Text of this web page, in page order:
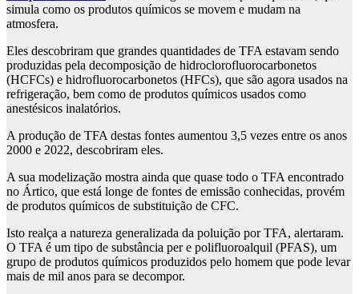
simula como os produtos químicos se movem e mudam na
atmosfera.
Eles descobriram que grandes quantidades de TFA estavam sendo
produzidas pela decomposição de hidroclorofluorocarbonetos
(HCFCs) e hidrofluorocarbonetos (HFCs), que são agora usados ​​na
refrigeração, bem como de produtos químicos usados ​​como
anestésicos inalatórios.
A produção de TFA destas fontes aumentou 3,5 vezes entre os anos
2000 e 2022, descobriram eles.
A sua modelização mostra ainda que quase todo o TFA encontrado
no Ártico, que está longe de fontes de emissão conhecidas, provém
de produtos químicos de substituição de CFC.
Isto realça a natureza generalizada da poluição por TFA, alertaram.
O TFA é um tipo de substância per e polifluoroalquil (PFAS), um
grupo de produtos químicos produzidos pelo homem que pode levar
mais de mil anos para se decompor.